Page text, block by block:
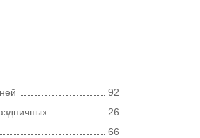
92
26
66